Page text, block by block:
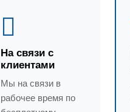
На связи с
клиентами
Мы на связи в
рабочее время по